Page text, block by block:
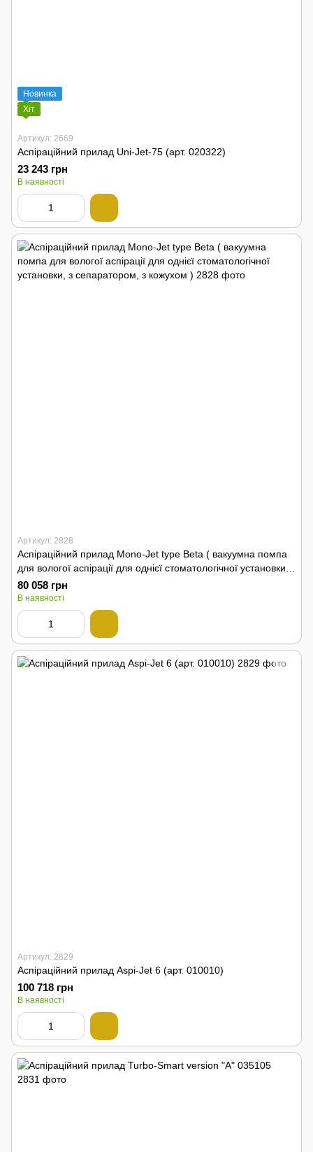
Новинка
Хіт
Артикул: 2669
Аспіраційний прилад Uni-Jet-75 (арт. 020322)
23 243 грн
В наявності
Артикул: 2828
Аспіраційний прилад Mono-Jet type Beta ( вакуумна помпа
для вологої аспірації для однієї стоматологічної установки, з
сепаратором, з кожухом )
80 058 грн
В наявності
Артикул: 2829
Аспіраційний прилад Aspi-Jet 6 (арт. 010010)
100 718 грн
В наявності